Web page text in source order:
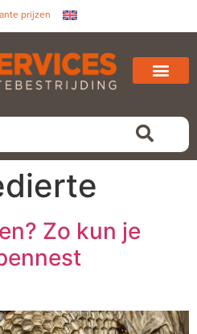
prijzen
Zo kun je